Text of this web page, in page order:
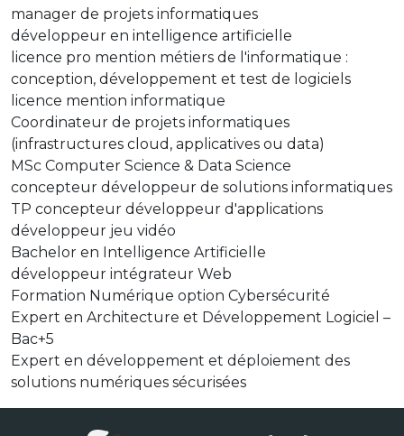
manager de projets informatiques
développeur en intelligence artificielle
licence pro mention métiers de l'informatique :
conception, développement et test de logiciels
licence mention informatique
Coordinateur de projets informatiques
(infrastructures cloud, applicatives ou data)
MSc Computer Science & Data Science
concepteur développeur de solutions informatiques
TP concepteur développeur d'applications
développeur jeu vidéo
Bachelor en Intelligence Artificielle
développeur intégrateur Web
Formation Numérique option Cybersécurité
Expert en Architecture et Développement Logiciel –
Bac+5
Expert en développement et déploiement des
solutions numériques sécurisées